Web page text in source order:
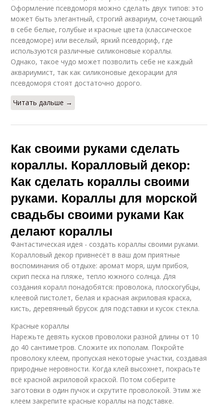
Оформление псевдоморя можно сделать двух типов: это
может быть элегантный, строгий аквариум, сочетающий
в себе белые, голубые и красные цвета (классическое
псевдоморе) или веселый, яркий псевдориф, где
используются различные силиконовые кораллы.
Однако, такое чудо может позволить себе не каждый
аквариумист, так как силиконовые декорации для
псевдоморя стоят достаточно дорого.
Читать дальше →
Как своими руками сделать
кораллы. Коралловый декор:
Как сделать кораллы своими
руками. Кораллы для морской
свадьбы своими руками Как
делают кораллы
Фантастическая идея - создать кораллы своими руками.
Коралловый декор привнесёт в ваш дом приятные
воспоминания об отдыхе: аромат моря, шум прибоя,
скрип песка на пляже, тепло южного солнца. Для
создания коралл понадобятся: проволока, плоскогубцы,
клеевой пистолет, белая и красная акриловая краска,
кисть, деревянный брусок для подставки и кусок стекла.
Красные кораллы
Нарежьте девять кусков проволоки разной длины от 10
до 40 сантиметров. Сложите их пополам. Покройте
проволоку клеем, пропуская некоторые участки, создавая
природные неровности. Когда клей высохнет, покрасьте
всё красной акриловой краской. Потом соберите
заготовки в один пучок и скрутите проволокой. Этим же
клеем закрепите красные кораллы на подставке.